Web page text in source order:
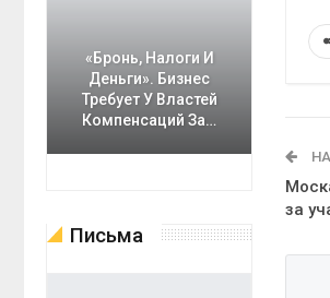
за
«Бронь, Налоги И
Деньги». Бизнес
Требует У Властей
Компенсаций За…
Письма